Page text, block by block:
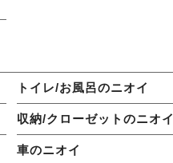
トイレ/お風呂のニオイ
収納/クローゼットのニオイ
車のニオイ